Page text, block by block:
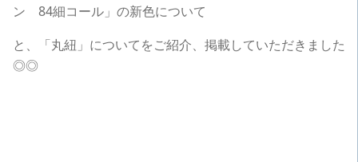
ン 84細コール」の新色について
と、「丸紐」についてをご紹介、掲載していただきました
◎◎